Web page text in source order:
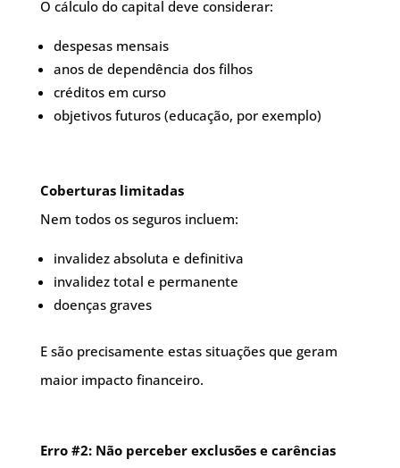
O cálculo do capital deve considerar:
despesas mensais
anos de dependência dos filhos
créditos em curso
objetivos futuros (educação, por exemplo)
Coberturas limitadas
Nem todos os seguros incluem:
invalidez absoluta e definitiva
invalidez total e permanente
doenças graves
E são precisamente estas situações que geram
maior impacto financeiro.
Erro #2: Não perceber exclusões e carências